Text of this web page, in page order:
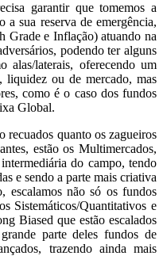
garantir que tomemos a
a sua reserva de emergência,
Grade e Inflação) atuando na
podendo ter alguns
alas/laterais, oferecendo um
liquidez ou de mercado, mas
como é o caso dos fundos
Global.
recuados quanto os zagueiros
estão os Multimercados,
do campo, tendo
e sendo a parte mais criativa
escalamos não só os fundos
Sistemáticos/Quantitativos e
Biased que estão escalados
parte deles fundos de
trazendo ainda mais